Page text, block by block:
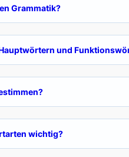
Grammatik?
und
wichtig?